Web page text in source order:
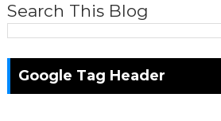
Search This Blog
Google Tag Header